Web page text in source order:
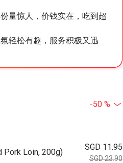
量惊人，价钱实在，吃到超
轻松有趣，服务积极又迅
-50 %
Pork Loin, 200g)
SGD 11.95
SGD 23.90